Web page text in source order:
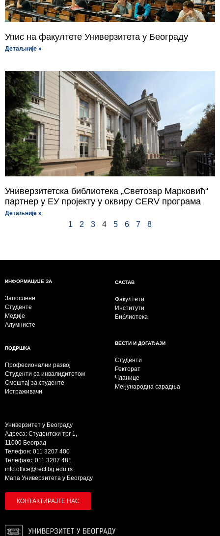
Упис на факултете Универзитета у Београду
Детаљније »
Универзитетска библиотека „Светозар Марковић“
партнер у ЕУ пројекту у оквиру CERV програма
Детаљније »
1 2 3 4 5 6 7 8
ИНФОРМАЦИЈЕ ЗА
Запослене
Студенте
Медије
Алумнисте
САСТАВ
Факултети
Институти
Библиотека
ПОДРШКА
Професионални развој
Студенти са инвалидитетом
Смештај за студенте
Истраживачи
ВЕСТИ И ДОГАЂАЈИ
Студенти
Ректорат
Чланице
Међународна сарадња
Универзитет у Београду
Адреса: Студентски трг 1,
11000 Београд
Телефон: 011 3207 400
Телефакс: 011 3207 481
info.office@rect.bg.edu.rs
Мапа Универзитета у Београду
КОНТАКТИРАЈТЕ НАС